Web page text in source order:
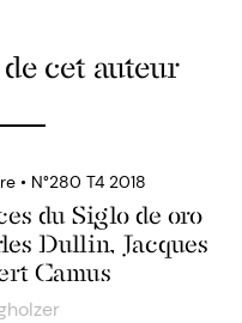
cet auteur
• N°280 T4 2018
du Siglo de oro
Dullin, Jacques
Camus